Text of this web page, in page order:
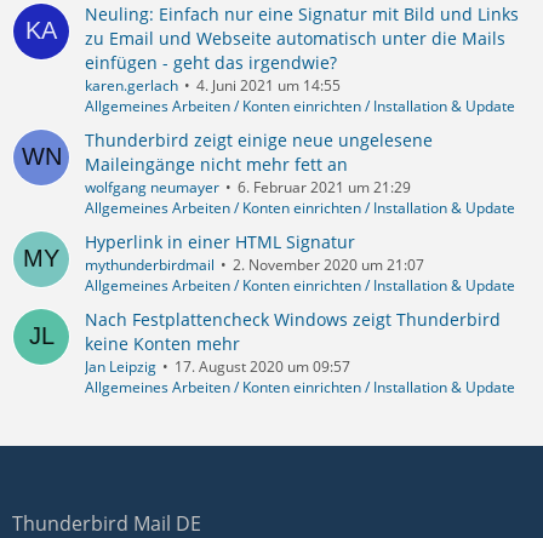
Neuling: Einfach nur eine Signatur mit Bild und Links
zu Email und Webseite automatisch unter die Mails
einfügen - geht das irgendwie?
karen.gerlach
4. Juni 2021 um 14:55
Allgemeines Arbeiten / Konten einrichten / Installation & Update
Thunderbird zeigt einige neue ungelesene
Maileingänge nicht mehr fett an
wolfgang neumayer
6. Februar 2021 um 21:29
Allgemeines Arbeiten / Konten einrichten / Installation & Update
Hyperlink in einer HTML Signatur
mythunderbirdmail
2. November 2020 um 21:07
Allgemeines Arbeiten / Konten einrichten / Installation & Update
Nach Festplattencheck Windows zeigt Thunderbird
keine Konten mehr
Jan Leipzig
17. August 2020 um 09:57
Allgemeines Arbeiten / Konten einrichten / Installation & Update
Thunderbird Mail DE